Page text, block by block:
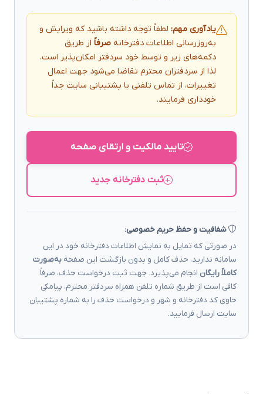
یادآوری مهم: لطفاً توجه داشته باشید که ویرایش و
به‌روزرسانی اطلاعات دفترخانه صرفاً از طریق
دکمه‌های زیر و توسط خود سردفتر امکان‌پذیر است.
لذا از سردفتران محترم تقاضا می‌شود جهت اعمال
تغییرات، از تماس تلفنی با پشتیبانی سایت جداً
خودداری فرمایند.
تایید مالکیت و ارتقای صفحه
ثبت دفترخانه جدید
شفافیت و حفظ حریم خصوصی:
در صورتی که تمایل به نمایش اطلاعات دفترخانه خود در این
سامانه ندارید، حذف کامل و بدون بازگشت این صفحه به‌صورت
کاملاً رایگان انجام می‌پذیرد. جهت ثبت درخواست حذف، صرفاً
کافی است از طریق شماره تلفن همراه سردفتر محترم، پیامکی
حاوی کد دفترخانه و شهر و درخواست حذف را به شماره پشتیبان
سایت ارسال فرمایید.